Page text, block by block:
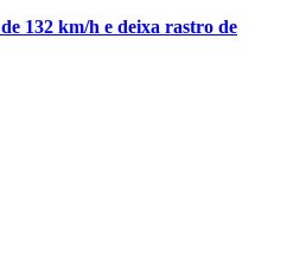
132 km/h e deixa rastro de